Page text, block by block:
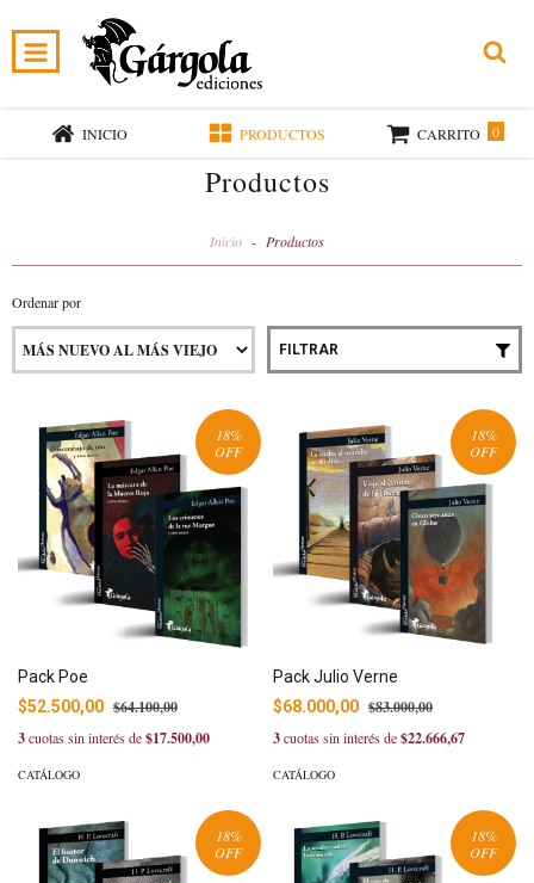
INICIO PRODUCTOS CARRITO 0
Productos
Inicio - Productos
Ordenar por
FILTRAR
18%
OFF
Pack Poe
$52.500,00 $64.100,00
3cuotas sin interés de$17.500,00
CATÁLOGO
18%
OFF
Pack Julio Verne
$68.000,00 $83.000,00
3cuotas sin interés de$22.666,67
CATÁLOGO
18%
OFF
18%
OFF